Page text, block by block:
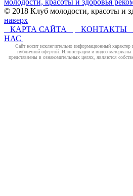
© 2018 Клуб молодости, красоты и
наверх
КАРТА САЙТА
КОНТАКТЫ
НАС
Cайт носит исключительно информационный характер
публичной офертой. Иллюстрации и видео
представлены в ознакомительных целях, являются